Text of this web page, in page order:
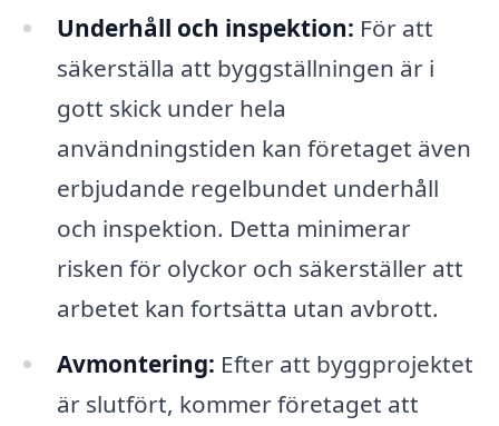
Underhåll och inspektion: För att
säkerställa att byggställningen är i
gott skick under hela
användningstiden kan företaget även
erbjudande regelbundet underhåll
och inspektion. Detta minimerar
risken för olyckor och säkerställer att
arbetet kan fortsätta utan avbrott.
Avmontering: Efter att byggprojektet
är slutfört, kommer företaget att